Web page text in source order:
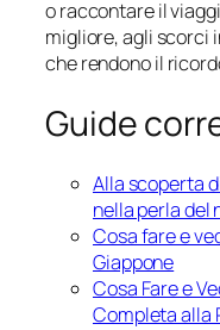
o raccontare il
migliore, agli scorci
che rendono il
Guide
Alla scoperta
nella perla del
Cosa fare e
Giappone
Cosa Fare e
Completa alla